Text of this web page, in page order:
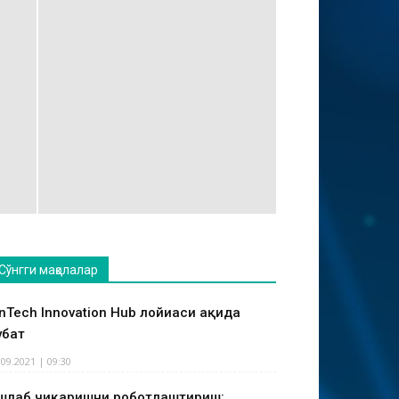
мақолалар
Innovation Hub лойиҳаси ҳақида
| 09:30